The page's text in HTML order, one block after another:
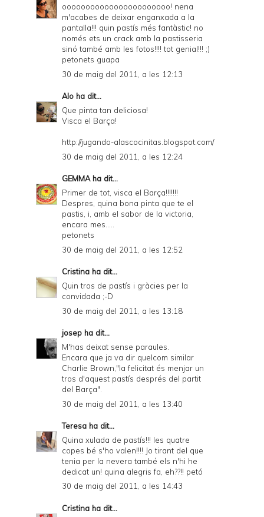
ooooooooooooooooooooooo! nena
m'acabes de deixar enganxada a la
pantalla!!! quin pastís més fantàstic! no
només ets un crack amb la pastisseria
sinó també amb les fotos!!!! tot genial!!! ;)
petonets guapa
30 de maig del 2011, a les 12:13
Alo ha dit...
Que pinta tan deliciosa!
Visca el Barça!
http://jugando-alascocinitas.blogspot.com/
30 de maig del 2011, a les 12:24
GEMMAha dit...
Primer de tot, visca el Barça!!!!!!!
Despres, quina bona pinta que te el
pastis, i, amb el sabor de la victoria,
encara mes.....
petonets
30 de maig del 2011, a les 12:52
Cristina ha dit...
Quin tros de pastís i gràcies per la
convidada ;-D
30 de maig del 2011, a les 13:18
josep ha dit...
M'has deixat sense paraules.
Encara que ja va dir quelcom similar
Charlie Brown,"la felicitat és menjar un
tros d'aquest pastís després del partit
del Barça".
30 de maig del 2011, a les 13:40
Teresa ha dit...
Quina xulada de pastís!!! les quatre
copes bé s'ho valen!!!! Jo tirant del que
tenia per la nevera també els n'hi he
dedicat un! quina alegris fa, eh??!! petó
30 de maig del 2011, a les 14:43
Cristina ha dit...